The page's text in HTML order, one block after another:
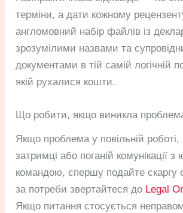
терміни, а дати кожному
англомовний набір файлів із
зрозумілими назвами та
документами в тій самій логічній
якій рухалися кошти.
Що робити, якщо виникла
Якщо проблема у повільній роботі,
затримці або поганій комунікації
командою, спершу подайте скаргу
за потреби звертайтеся до Legal
Якщо питання стосується